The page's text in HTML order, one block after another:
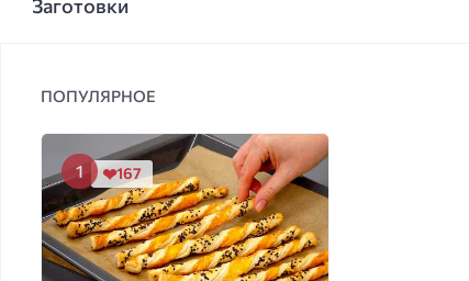
Заготовки
ПОПУЛЯРНОЕ
167